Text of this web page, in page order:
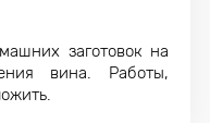
заготовок на
вина. Работы,